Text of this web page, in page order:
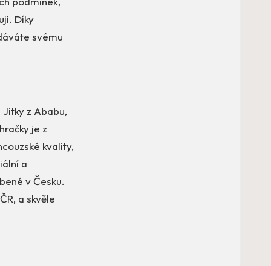
Díky
svému
z Ababu,
je z
kvality,
a
v Česku.
a skvěle